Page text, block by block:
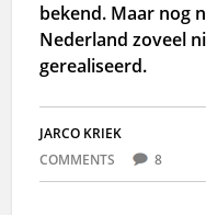
bekend. Maar nog
Nederland zoveel
gerealiseerd.
JARCO KRIEK
COMMENTS
8